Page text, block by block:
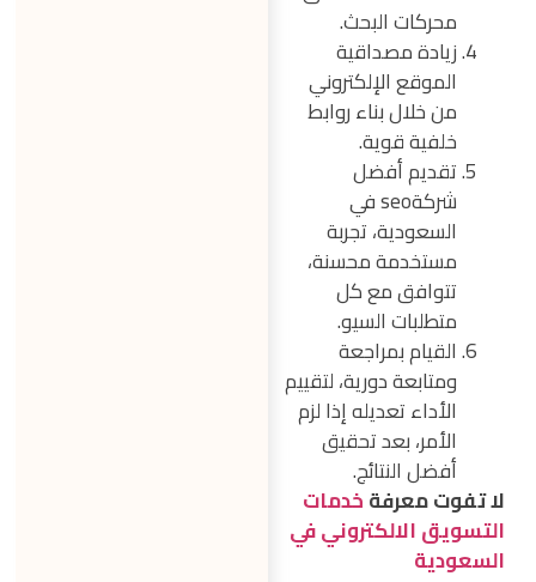
محركات البحث.
زيادة مصداقية
الموقع الإلكتروني
من خلال بناء روابط
خلفية قوية.
تقديم أفضل
شركةseo في
السعودية، تجربة
مستخدمة محسنة،
تتوافق مع كل
متطلبات السيو.
القيام بمراجعة
ومتابعة دورية، لتقييم
الأداء تعديله إذا لزم
الأمر، بعد تحقيق
أفضل النتائج.
لا تفوت معرفةخدمات
التسويق الالكتروني في
السعودية